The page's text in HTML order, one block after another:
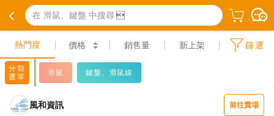
在 滑鼠、鍵盤 中搜尋 
熱門度 價格 銷售量 新上架 篩選
分類
選單
滑鼠 鍵盤、滑鼠線
風和資訊
前往賣場